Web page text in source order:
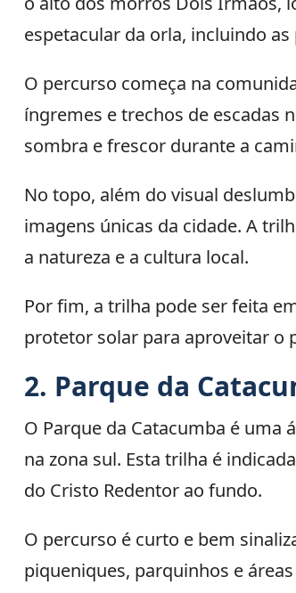
espetacular da orla, incluindo
O percurso começa na
íngremes e trechos de escadas
sombra e frescor durante a
No topo, além do visual
imagens únicas da cidade. A
a natureza e a cultura local.
Por fim, a trilha pode ser feita
protetor solar para aproveitar o
2. Parque da
O Parque da Catacumba é uma
na zona sul. Esta trilha é
do Cristo Redentor ao fundo.
O percurso é curto e bem
piqueniques, parquinhos e